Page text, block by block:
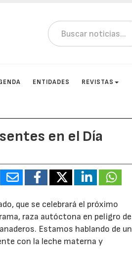
ENTIDADES REVISTAS
en el Día
que se celebrará el próximo
raza autóctona en peligro de
Estamos hablando de un
con la leche materna y